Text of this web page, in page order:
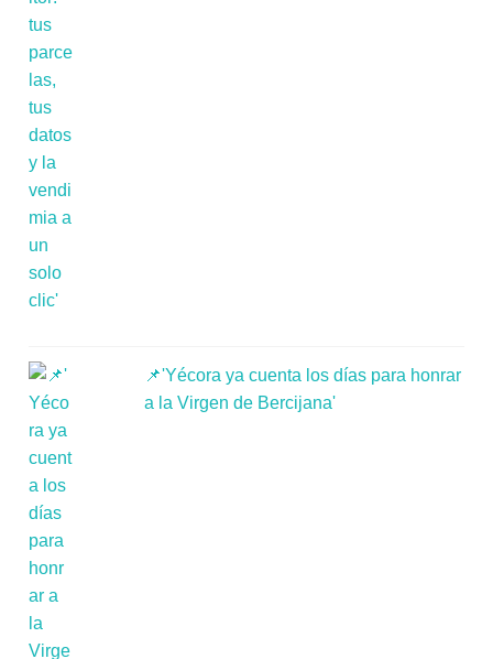
📌'Yécora ya cuenta los días para honrar
a la Virgen de Bercijana'